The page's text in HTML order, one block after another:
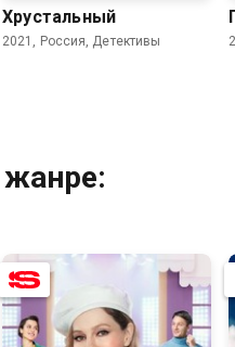
Хрустальный
2021, Россия, Детективы